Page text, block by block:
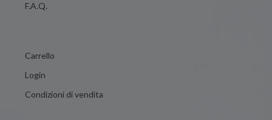
F.A.Q.
Carrello
Login
Condizioni di vendita